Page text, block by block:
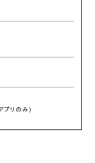
プリのみ)